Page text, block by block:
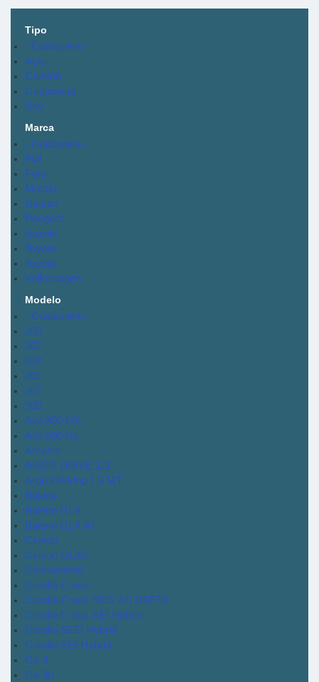
Tipo
- Cualquiera -
Auto
Camión
Camioneta
Suv
Marca
- Cualquiera -
Fiat
Ford
Mazda
Nissan
Peugeot
Suzuki
Toyota
Toyota
Volkswagen
Modelo
- Cualquiera -
206
207
208
301
307
308
Alto 800 GA
Alto 800 GL
Amarok
ARGO DRIVE 1.3
Argo trekking 1.3 MT
Baleno
Baleno GLX
Baleno GLX AT
Celerio
Celerio GL AT
Cinquecento
Corolla Cross
Corolla Cross SEG 2.0 NAFTA
Corolla Cross XEI Hybrid
Corolla SEG Hybrid
Corolla XEI Hybrid
Cx-3
Cx-30